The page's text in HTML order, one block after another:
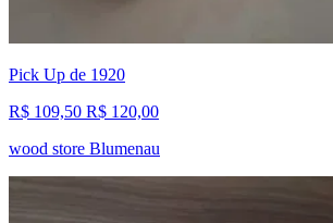
Pick Up de 1920
R$ 109,50 R$ 120,00
wood store Blumenau